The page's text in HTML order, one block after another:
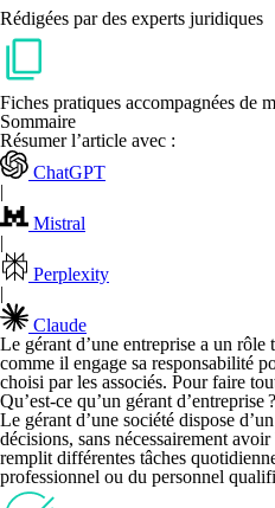
Rédigées par des experts juridiques
Fiches pratiques accompagnées de
Sommaire
Résumer l’article avec :
ChatGPT
|
Mistral
|
Perplexity
|
Claude
Le gérant d’une entreprise a un rôle
comme il engage sa responsabilité
choisi par les associés. Pour faire
Qu’est-ce qu’un gérant d’entreprise ?
Le gérant d’une société dispose d’un
décisions, sans nécessairement
remplit différentes tâches
professionnel ou du personnel